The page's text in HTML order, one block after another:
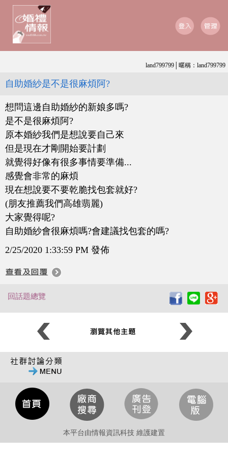
land799799│暱稱：land799799
自助婚紗是不是很麻煩阿?
想問這邊自助婚紗的新娘多嗎?
是不是很麻煩阿?
原本婚紗我們是想說要自己來
但是現在才剛開始要計劃
就覺得好像有很多事情要準備...
感覺會非常的麻煩
現在想說要不要乾脆找包套就好?
(朋友推薦我們高雄翡麗)
大家覺得呢?
自助婚紗會很麻煩嗎?會建議找包套的嗎?
2/25/2020 1:33:59 PM 發佈
回話題總覽
本平台由情報資訊科技 維護建置